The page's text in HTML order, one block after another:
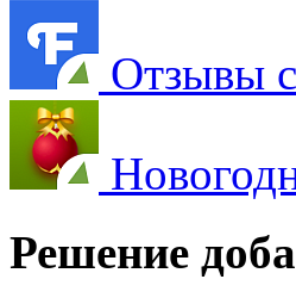
Отзывы
Решение